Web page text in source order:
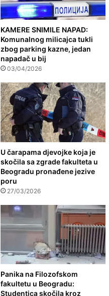
KAMERE SNIMILE NAPAD:
Komunalnog milicajca tukli
zbog parking kazne, jedan
napadač u bij
03/04/2026
U čarapama djevojke koja je
skočila sa zgrade fakulteta u
Beogradu pronađene jezive
poru
27/03/2026
Panika na Filozofskom
fakultetu u Beogradu:
Studentica skočila kroz